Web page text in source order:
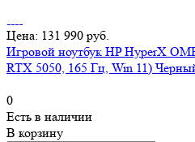
Цена: 131 990 руб.
Игровой ноутбук HP HyperX
RTX 5050, 165 Гц, Win 11)
0
Есть в наличии
В корзину